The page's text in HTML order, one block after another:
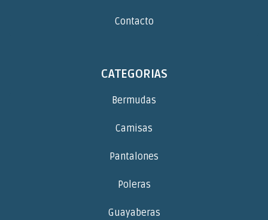
Contacto
CATEGORIAS
Bermudas
Camisas
Pantalones
Poleras
Guayaberas